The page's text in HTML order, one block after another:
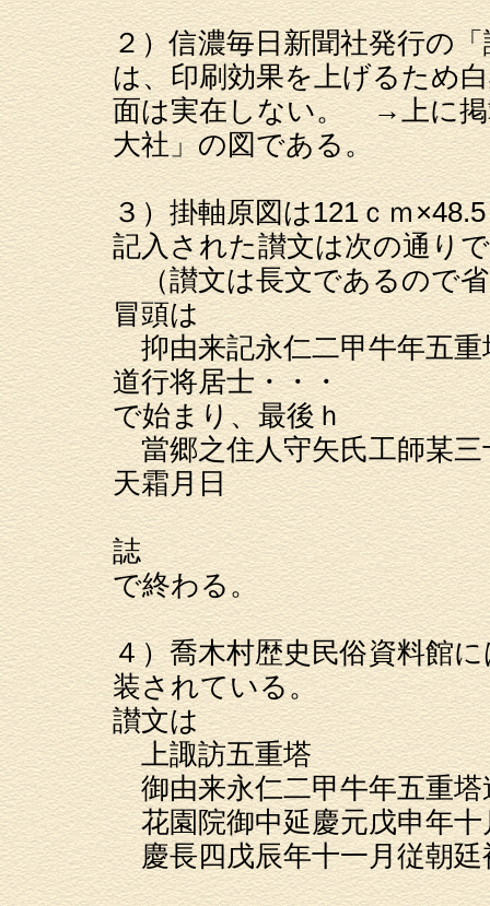
２）信濃毎日新聞社発行の
は、印刷効果を上げるため
面は実在しない。 →上に掲
大社」の図である。
３）掛軸原図は121ｃｍ
記入された讃文は次の通り
（讃文は長文であるので
冒頭は
抑由来記永仁二甲牛年五
道行将居士・・・
で始まり、最後ｈ
當郷之住人守矢氏工師某三
天霜月日
・・・法華
誌
で終わる。
４）喬木村歴史民俗資料館
装されている。
讃文は
上諏訪五重塔
御由来永仁二甲牛年五重
花園院御中延慶元戊申年十
慶長四戊辰年十一月従朝廷
別當